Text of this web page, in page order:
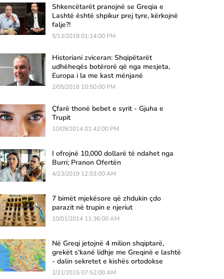
Shkencëtarët pranojnë se Greqia e
Lashtë është shpikur prej tyre, kërkojnë
falje?!
5/13/2018 01:14:00 PM
Historiani zviceran: Shqipëtarët
udhëheqës botërorë që nga mesjeta,
Europa i la me kast mënjanë
2/05/2016 10:50:00 PM
Çfarë thonë bebet e syrit - Gjuha e
Trupit
10/09/2014 01:42:00 PM
I ofrojnë 10,000 dollarë të ndahet nga
Burri; Pranon Ofertën
4/23/2019 12:03:00 AM
7 bimët mjekësore që zhdukin çdo
parazit në trupin e njeriut
10/01/2014 11:36:00 AM
Në Greqi jetojnë 4 milion shqiptarë,
grekët s'kanë lidhje me Greqinë e lashtë
- dalin sekretet e kishës ortodokse
2/21/2015 07:52:00 AM